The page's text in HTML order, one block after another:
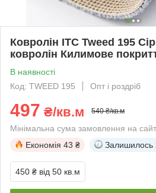
Ковролін ITC Tweed 195
ковролін Килимове
В наявності
Код: TWEED 195
Опт і роздріб
497 ₴/кв.м 540 ₴/кв.м
Мінімальна сума замовлення на
Економія 43 ₴ Залишилось
450 ₴ від 50 кв.м